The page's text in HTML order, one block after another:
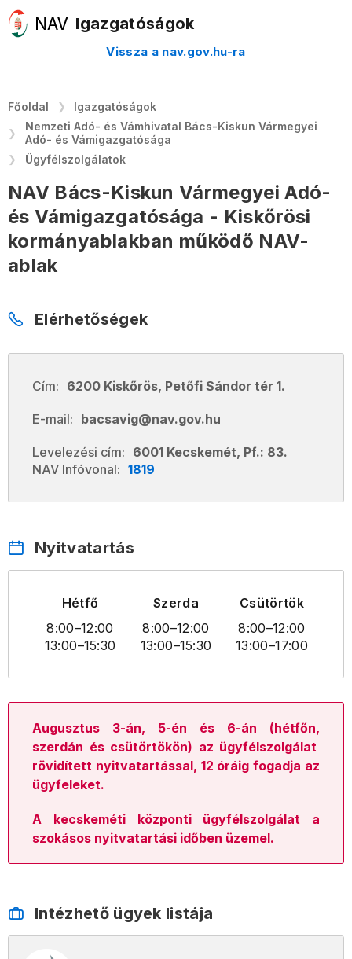
Igazgatóságok
Vissza a nav.gov.hu-ra
Főoldal
Igazgatóságok
Nemzeti Adó- és Vámhivatal Bács-Kiskun Vármegyei
Adó- és Vámigazgatósága
Ügyfélszolgálatok
NAV Bács-Kiskun Vármegyei Adó-
és Vámigazgatósága - Kiskőrösi
kormányablakban működő NAV-
ablak
Elérhetőségek
Cím: 6200 Kiskőrös, Petőfi Sándor tér 1.
E-mail: bacsavig@nav.gov.hu
Levelezési cím: 6001 Kecskemét, Pf.: 83.
NAV Infóvonal: 1819
Nyitvatartás
Hétfő
8:00–12:00
13:00–15:30
Szerda
8:00–12:00
13:00–15:30
Csütörtök
8:00–12:00
13:00–17:00
Augusztus 3-án, 5-én és 6-án (hétfőn,
szerdán és csütörtökön) az ügyfélszolgálat
rövidített nyitvatartással, 12 óráig fogadja az
ügyfeleket.
A kecskeméti központi ügyfélszolgálat a
szokásos nyitvatartási időben üzemel.
Intézhető ügyek listája